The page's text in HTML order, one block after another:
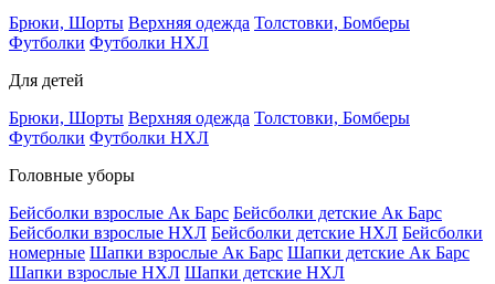
Брюки, Шорты Верхняя одежда Толстовки, Бомберы
Футболки Футболки НХЛ
Для детей
Брюки, Шорты Верхняя одежда Толстовки, Бомберы
Футболки Футболки НХЛ
Головные уборы
Бейсболки взрослые Ак Барс Бейсболки детские Ак Барс
Бейсболки взрослые НХЛ Бейсболки детские НХЛ Бейсболки
номерные Шапки взрослые Ак Барс Шапки детские Ак Барс
Шапки взрослые НХЛ Шапки детские НХЛ